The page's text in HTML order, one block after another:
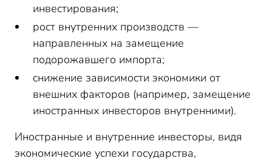
инвестирования;
рост внутренних производств —
направленных на замещение
подорожавшего импорта;
снижение зависимости экономики от
внешних факторов (например, замещение
иностранных инвесторов внутренними).
Иностранные и внутренние инвесторы, видя
экономические успехи государства,